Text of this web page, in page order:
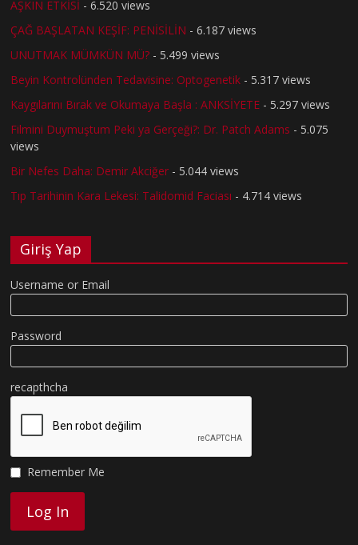
AŞKIN ETKİSİ - 6.520 views
ÇAĞ BAŞLATAN KEŞİF: PENİSİLİN - 6.187 views
UNUTMAK MÜMKÜN MÜ? - 5.499 views
Beyin Kontrolünden Tedavisine: Optogenetik - 5.317 views
Kaygılarını Bırak ve Okumaya Başla : ANKSİYETE - 5.297 views
Filmini Duymuştum Peki ya Gerçeği?: Dr. Patch Adams - 5.075
views
Bir Nefes Daha: Demir Akciğer - 5.044 views
Tıp Tarihinin Kara Lekesi: Talidomid Faciası - 4.714 views
Giriş Yap
Username or Email
Password
recapthcha
Remember Me